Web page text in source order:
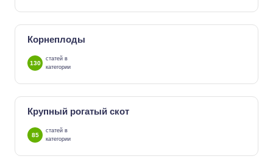
Корнеплоды
130
статей в
категории
Крупный рогатый скот
85
статей в
категории